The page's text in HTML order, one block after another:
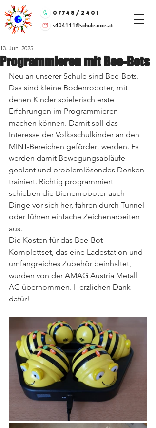
07748/2401
s404111@schule-ooe.at
Programmieren mit Bee-Bots
13. Juni 2025
Neu an unserer Schule sind Bee-Bots.
Das sind kleine Bodenroboter, mit
denen Kinder spielerisch erste
Erfahrungen im Programmieren
machen können. Damit soll das
Interesse der Volksschulkinder an den
MINT-Bereichen gefördert werden. Es
werden damit Bewegungsabläufe
geplant und problemlösendes Denken
trainiert. Richtig programmiert
schieben die Bienenroboter auch
Dinge vor sich her, fahren durch Tunnel
oder führen einfache Zeichenarbeiten
aus.
Die Kosten für das Bee-Bot-
Komplettset, das eine Ladestation und
umfangreiches Zubehör beinhaltet,
wurden von der AMAG Austria Metall
AG übernommen. Herzlichen Dank
dafür!